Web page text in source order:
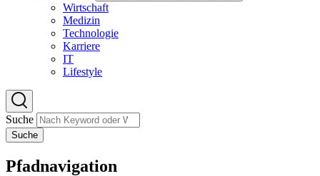
Wirtschaft
Medizin
Technologie
Karriere
IT
Lifestyle
Suche
Suche
Pfadnavigation